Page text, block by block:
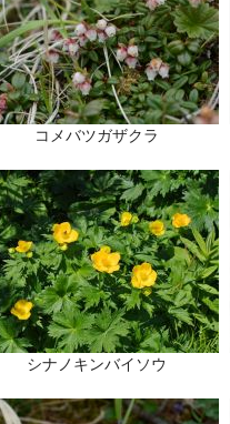
コメバツガザクラ
シナノキンバイソウ